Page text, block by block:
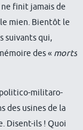
finit jamais de
mien. Bientôt le
suivants qui,
des « morts
militaro-
des usines de la
Disent-ils ! Quoi